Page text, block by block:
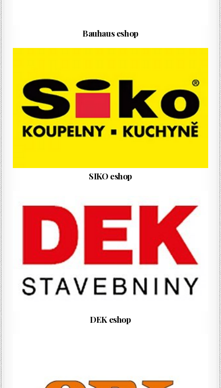
Bauhaus eshop
SIKO eshop
DEK eshop